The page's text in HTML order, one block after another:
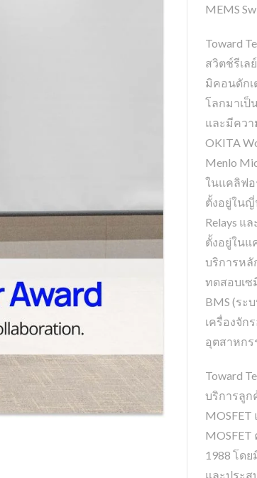
MEMS
Toward
สวิตช์รีเล
มิคอนดัก
โลกมาเป็
และมีควา
OKITA
Menlo
ในแคลิฟอ
ตั้งอยู่ในญี่
Relays แล
ตั้งอยู่ในแ
บริการหลั
ทดสอบเซ
BMS (ระ
เครื่องจัก
อุตสาหก
Toward
บริการลูก
MOSFET
1988 โด
และประส